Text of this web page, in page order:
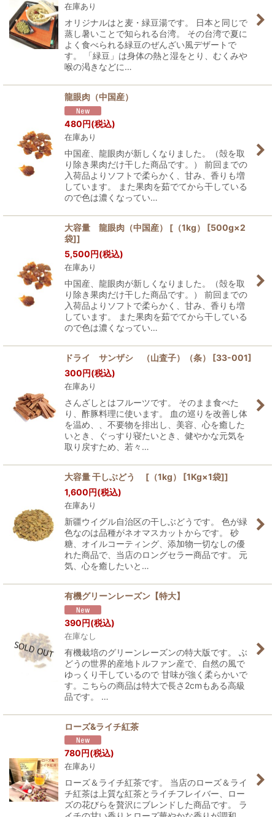
在庫あり
オリジナルはと麦・緑豆湯です。 日本と同じで
蒸し暑いことで知られる台湾。 その台湾で夏に
よく食べられる緑豆のぜんざい風デザートで
す。 「緑豆」は身体の熱と湿をとり、むくみや
喉の渇きなどに…
龍眼肉（中国産）
480円(税込)
在庫あり
中国産、龍眼肉が新しくなりました。（殻を取
り除き果肉だけ干した商品です。） 前回までの
入荷品よりソフトで柔らかく、甘み、香りも増
しています。 また果肉を茹でてから干している
ので色は濃くなってい…
大容量 龍眼肉（中国産） [（1kg） [500g×2
袋]]
5,500円(税込)
在庫あり
中国産、龍眼肉が新しくなりました。（殻を取
り除き果肉だけ干した商品です。） 前回までの
入荷品よりソフトで柔らかく、甘み、香りも増
しています。 また果肉を茹でてから干している
ので色は濃くなってい…
ドライ サンザシ （山査子）（条） [33-001]
300円(税込)
在庫あり
さんざしとはフルーツです。 そのまま食べた
り、酢豚料理に使います。 血の巡りを改善し体
を温め、、不要物を排出し、美容、心を癒した
いとき、ぐっすり寝たいとき、健やかな元気を
取り戻すため、若々…
大容量 干しぶどう [（1kg） [1Kg×1袋]]
1,600円(税込)
在庫あり
新疆ウイグル自治区の干しぶどうです。 色が緑
色なのは品種がネオマスカットからです。 砂
糖、オイルコーティング、添加物一切なしの優
れた商品で、当店のロングセラー商品です。 元
気、心を癒したいと…
有機グリーンレーズン【特大】
390円(税込)
在庫なし
有機栽培のグリーンレーズンの特大版です。 ぶ
どうの世界的産地トルファン産で、自然の風で
ゆっくり干しているので 甘味が強く柔らかいで
す。こちらの商品は特大で長さ2cmもある高級
品です。 …
ローズ&ライチ紅茶
780円(税込)
在庫あり
ローズ＆ライチ紅茶です。 当店のローズ＆ライ
チ紅茶は上質な紅茶とライチフレイバー、ロー
ズの花びらを贅沢にブレンドした商品です。 ラ